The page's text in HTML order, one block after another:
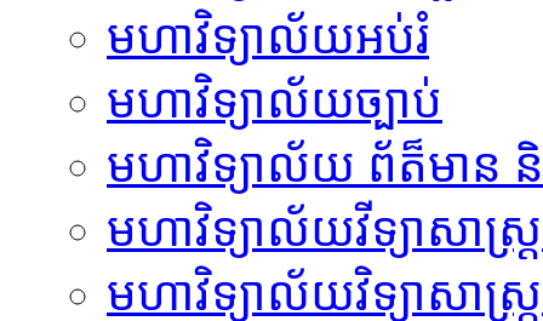
មហាវិទ្យាល័យអប់រំ
មហាវិទ្យាល័យច្បាប់
មហាវិទ្យាល័យ​​ ព័ត៏មាន
មហាវិទ្យាល័យវីទ្យាសាស្រ្ត
មហាវិទ្យាល័យវិទ្យាសាស្រ្